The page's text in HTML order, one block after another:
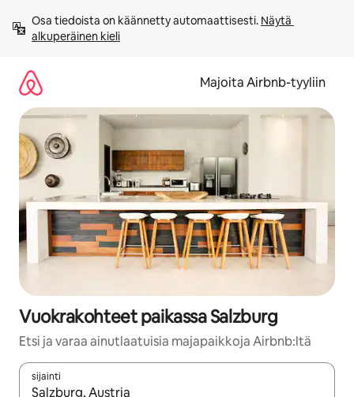
sisältö
väliin
Osa tiedoista on käännetty automaattisesti. Näytä
alkuperäinen kieli
Majoita Airbnb-tyyliin
Vuokrakohteet paikassa Salzburg
Etsi ja varaa ainutlaatuisia majapaikkoja Airbnb:ltä
sijainti
Kun tulokset ovat saatavilla, navigoi ylös- ja alas-